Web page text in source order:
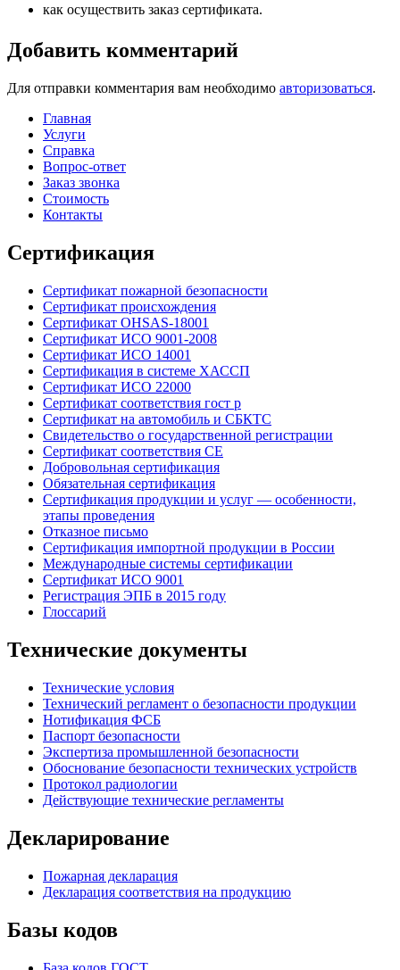
как осуществить заказ сертификата.
Добавить комментарий
Для отправки комментария вам необходимо авторизоваться.
Главная
Услуги
Справка
Вопрос-ответ
Заказ звонка
Стоимость
Контакты
Сертификация
Сертификат пожарной безопасности
Сертификат происхождения
Сертификат OHSAS-18001
Сертификат ИСО 9001-2008
Сертификат ИСО 14001
Сертификация в системе ХАССП
Сертификат ИСО 22000
Сертификат соответствия гост р
Сертификат на автомобиль и СБКТС
Свидетельство о государственной регистрации
Сертификат соответствия СЕ
Добровольная сертификация
Обязательная сертификация
Сертификация продукции и услуг — особенности,
этапы проведения
Отказное письмо
Сертификация импортной продукции в России
Международные системы сертификации
Сертификат ИСО 9001
Регистрация ЭПБ в 2015 году
Глоссарий
Технические документы
Технические условия
Технический регламент о безопасности продукции
Нотификация ФСБ
Паспорт безопасности
Экспертиза промышленной безопасности
Обоснование безопасности технических устройств
Протокол радиологии
Действующие технические регламенты
Декларирование
Пожарная декларация
Декларация соответствия на продукцию
Базы кодов